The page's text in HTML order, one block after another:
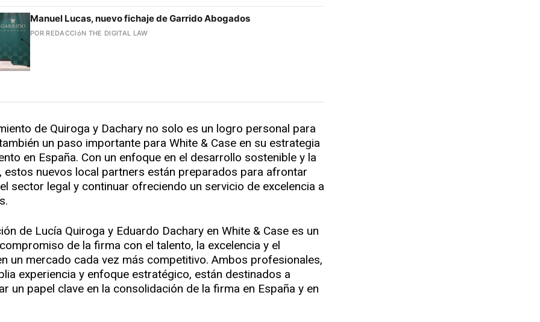
Manuel Lucas, nuevo fichaje de Garrido Abogados
POR REDACCIóN THE DIGITAL LAW
de Quiroga y Dachary no solo es un logro personal para
un paso importante para White & Case en su estrategia
en España. Con un enfoque en el desarrollo sostenible y la
estos nuevos local partners están preparados para afrontar
sector legal y continuar ofreciendo un servicio de excelencia a
de Lucía Quiroga y Eduardo Dachary en White & Case es un
de la firma con el talento, la excelencia y el
un mercado cada vez más competitivo. Ambos profesionales,
experiencia y enfoque estratégico, están destinados a
un papel clave en la consolidación de la firma en España y en